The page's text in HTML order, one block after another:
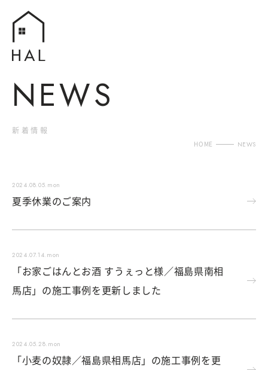
NEWS
新 着情 報
HOME NEWS
2024.08.05.mon
夏季休業のご案内
2024.07.14.mon
「お家ごはんとお酒 すうぇっと様／福島県南相
馬店」の施工事例を更新しました
2024.05.28.mon
「小麦の奴隷／福島県相馬店」の施工事例を更